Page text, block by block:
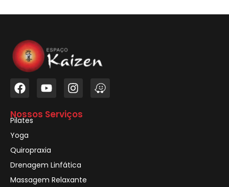
Nossos Serviços
Pilates
Yoga
Quiropraxia
Drenagem Linfática
Massagem Relaxante